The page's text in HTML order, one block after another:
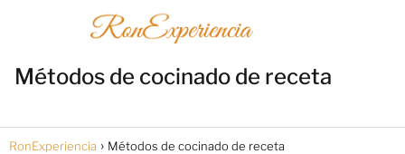
Métodos de cocinado de receta
RonExperiencia Métodos de cocinado de receta